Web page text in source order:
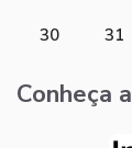
30 31
Conheça